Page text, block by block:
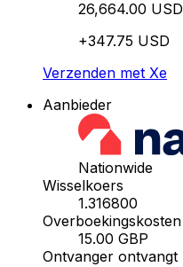
26,664.00 USD
+347.75 USD
Verzenden met Xe
Aanbieder
Nationwide
Wisselkoers
1.316800
Overboekingskosten
15.00 GBP
Ontvanger ontvangt